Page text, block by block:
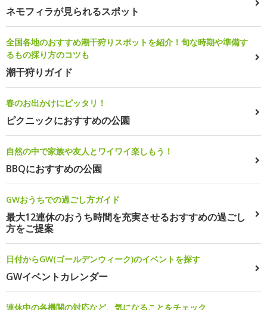
ネモフィラが見られるスポット
全国各地のおすすめ潮干狩りスポットを紹介！旬な時期や準備す
るもの採り方のコツも
潮干狩りガイド
春のお出かけにピッタリ！
ピクニックにおすすめの公園
自然の中で家族や友人とワイワイ楽しもう！
BBQにおすすめの公園
GWおうちでの過ごし方ガイド
最大12連休のおうち時間を充実させるおすすめの過ごし
方をご提案
日付からGW(ゴールデンウィーク)のイベントを探す
GWイベントカレンダー
連休中の各機関の対応など、気になることをチェック